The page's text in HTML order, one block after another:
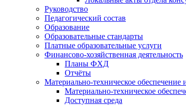
Руководство
Педагогический состав
Образование
Образовательные стандарты
Платные образовательные услуги
Финансово-хозяйственная деятельность
Планы ФХД
Отчёты
Материально-техническое обеспечение
Материально-техническое
Доступная среда